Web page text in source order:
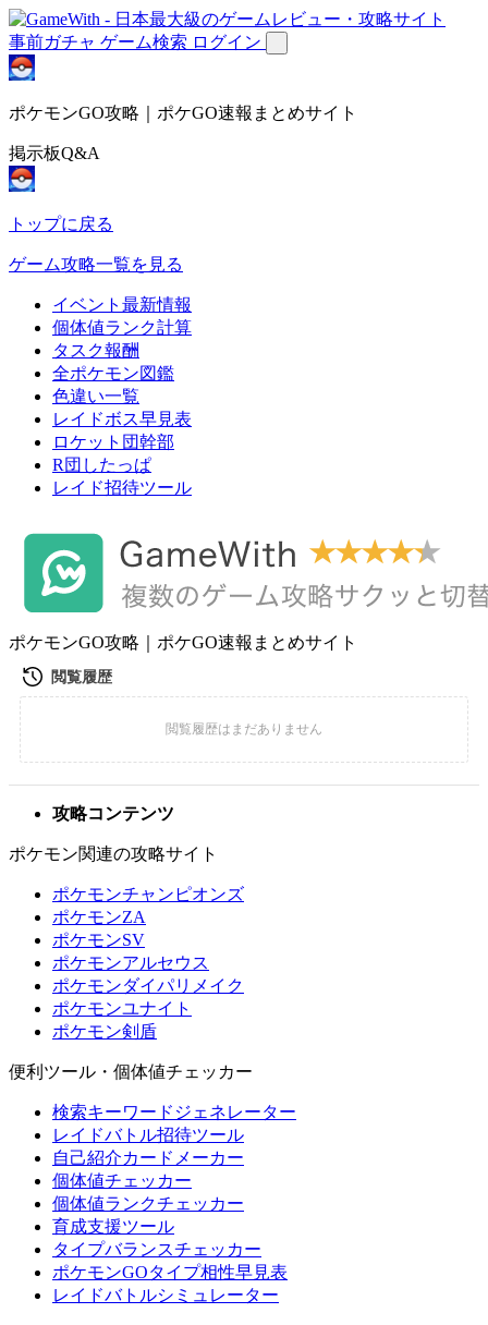
事前ガチャ ゲーム検索 ログイン
ポケモンGO攻略｜ポケGO速報まとめサイト
掲示板Q&A
トップに戻る
ゲーム攻略一覧を見る
イベント最新情報
個体値ランク計算
タスク報酬
全ポケモン図鑑
色違い一覧
レイドボス早見表
ロケット団幹部
R団したっぱ
レイド招待ツール
ポケモンGO攻略｜ポケGO速報まとめサイト
攻略コンテンツ
ポケモン関連の攻略サイト
ポケモンチャンピオンズ
ポケモンZA
ポケモンSV
ポケモンアルセウス
ポケモンダイパリメイク
ポケモンユナイト
ポケモン剣盾
便利ツール・個体値チェッカー
検索キーワードジェネレーター
レイドバトル招待ツール
自己紹介カードメーカー
個体値チェッカー
個体値ランクチェッカー
育成支援ツール
タイプバランスチェッカー
ポケモンGOタイプ相性早見表
レイドバトルシミュレーター